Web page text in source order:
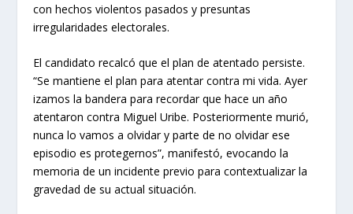
con hechos violentos pasados y presuntas
irregularidades electorales.
El candidato recalcó que el plan de atentado persiste.
“Se mantiene el plan para atentar contra mi vida. Ayer
izamos la bandera para recordar que hace un año
atentaron contra Miguel Uribe. Posteriormente murió,
nunca lo vamos a olvidar y parte de no olvidar ese
episodio es protegernos”, manifestó, evocando la
memoria de un incidente previo para contextualizar la
gravedad de su actual situación.